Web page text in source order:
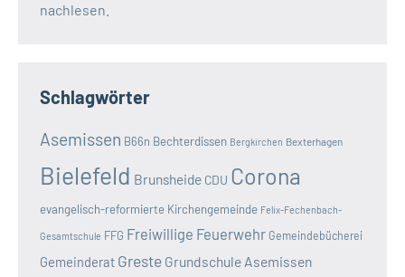
nachlesen.
Schlagwörter
Asemissen B66n Bechterdissen Bergkirchen Bexterhagen
Bielefeld Brunsheide CDU Corona
evangelisch-reformierte Kirchengemeinde Felix-Fechenbach-
Gesamtschule FFG Freiwillige Feuerwehr Gemeindebücherei
Gemeinderat Greste Grundschule Asemissen